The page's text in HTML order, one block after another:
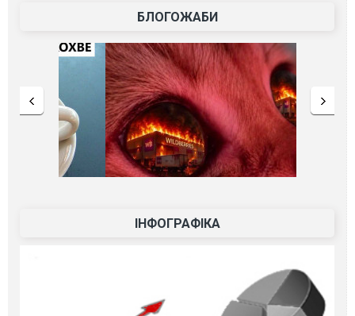
БЛОГОЖАБИ
ІНФОГРАФІКА